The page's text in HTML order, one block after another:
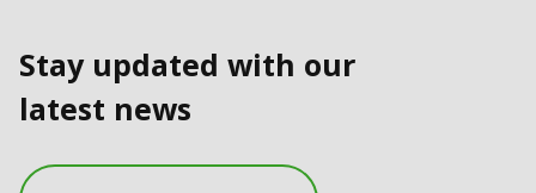
Stay updated with our
latest news